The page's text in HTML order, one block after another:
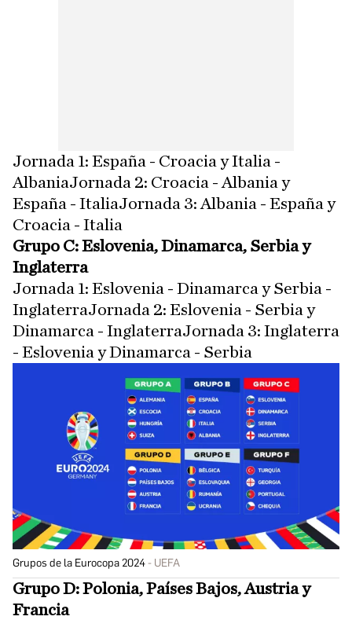
Jornada 1: España - Croacia y Italia -
AlbaniaJornada 2: Croacia - Albania y
España - ItaliaJornada 3: Albania - España y
Croacia - Italia
Grupo C: Eslovenia, Dinamarca, Serbia y
Inglaterra
Jornada 1: Eslovenia - Dinamarca y Serbia -
InglaterraJornada 2: Eslovenia - Serbia y
Dinamarca - InglaterraJornada 3: Inglaterra
- Eslovenia y Dinamarca - Serbia
Grupos de la Eurocopa 2024 UEFA
Grupo D: Polonia, Países Bajos, Austria y
Francia